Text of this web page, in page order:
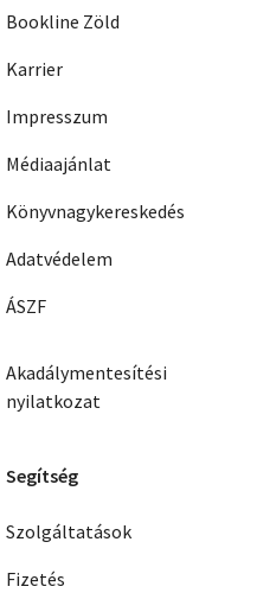
Bookline Zöld
Karrier
Impresszum
Médiaajánlat
Könyvnagykereskedés
Adatvédelem
ÁSZF
Akadálymentesítési
nyilatkozat
Segítség
Szolgáltatások
Fizetés